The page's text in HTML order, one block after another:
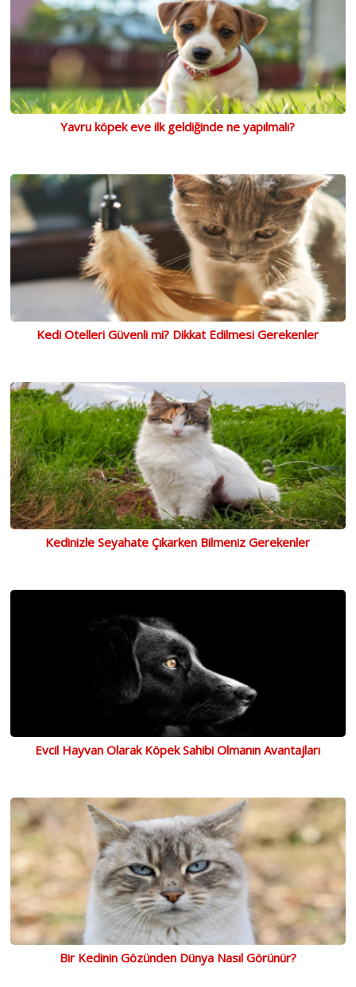
Yavru köpek eve ilk geldiğinde ne yapılmalı?
Kedi Otelleri Güvenli mi? Dikkat Edilmesi Gerekenler
Kedinizle Seyahate Çıkarken Bilmeniz Gerekenler
Evcil Hayvan Olarak Köpek Sahibi Olmanın Avantajları
Bir Kedinin Gözünden Dünya Nasıl Görünür?